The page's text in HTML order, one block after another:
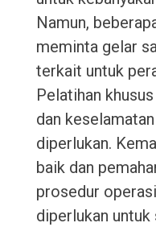
Namun,
meminta gelar
terkait untuk
Pelatihan
dan
diperlukan.
baik dan
prosedur
diperlukan untuk